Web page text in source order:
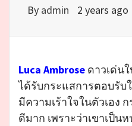
By admin 2 years ago
Luca Ambrose ดาวเด่น
ได้รับกระแสการตอบรับ
มีความเร้าใจในตัวเอง
ดีมาก เพราะว่าเขาเป็